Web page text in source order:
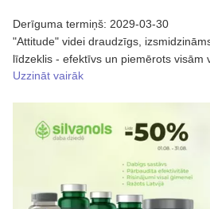
Derīguma termiņš: 2029-03-30
"Attitude" videi draudzīgs,
līdzeklis - efektīvs un piemērots visām
Uzzināt vairāk